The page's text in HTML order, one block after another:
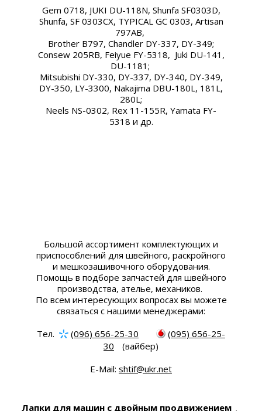
Gem 0718, JUKI DU-118N, Shunfa SF0303D,
Shunfa, SF 0303CX, TYPICAL GC 0303, Artisan
797AB,
Brother B797, Chandler DY-337, DY-349;
Consew 205RB, Feiyue FY-5318, Juki DU-141,
DU-1181;
Mitsubishi DY-330, DY-337, DY-340, DY-349,
DY-350, LY-3300, Nakajima DBU-180L, 181L,
280L;
Neels NS-0302, Rex 11-155R, Yamata FY-
5318 и др.
Большой ассортимент комплектующих и
приспособлений для швейного, раскройного
и мешкозашивочного оборудования.
Помощь в подборе запчастей для швейного
производства, ателье, механиков.
По всем интересующих вопросах вы можете
связаться с нашими менеджерами:
Тел.
(096) 656-25-30
(095) 656-25-
30
(вайбер)
E-Mail: shtif@ukr.net
Лапки для машин с двойным продвижением